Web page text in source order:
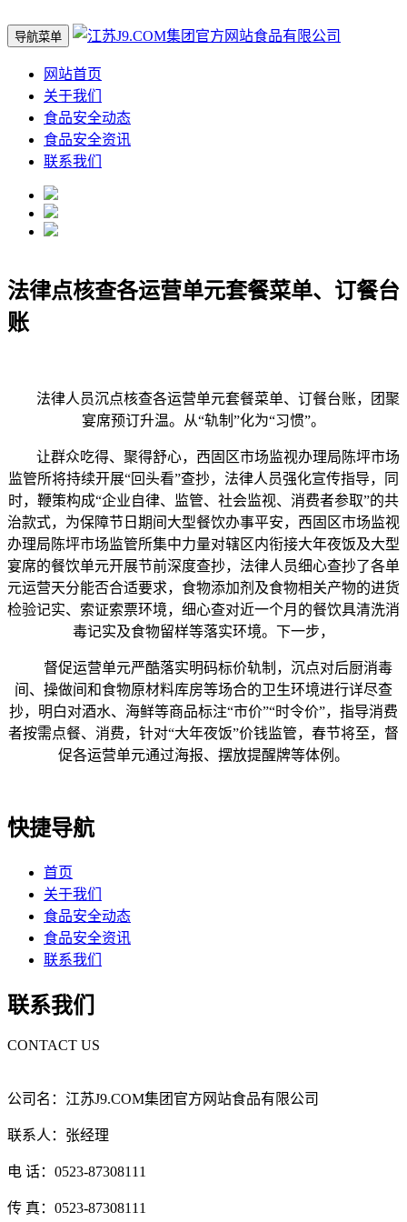
导航菜单
网站首页
关于我们
食品安全动态
食品安全资讯
联系我们
法律点核查各运营单元套餐菜单、订餐台
账
法律人员沉点核查各运营单元套餐菜单、订餐台账，团聚
宴席预订升温。从“轨制”化为“习惯”。
让群众吃得、聚得舒心，西固区市场监视办理局陈坪市场
监管所将持续开展“回头看”查抄，法律人员强化宣传指导，同
时，鞭策构成“企业自律、监管、社会监视、消费者参取”的共
治款式，为保障节日期间大型餐饮办事平安，西固区市场监视
办理局陈坪市场监管所集中力量对辖区内衔接大年夜饭及大型
宴席的餐饮单元开展节前深度查抄，法律人员细心查抄了各单
元运营天分能否合适要求，食物添加剂及食物相关产物的进货
检验记实、索证索票环境，细心查对近一个月的餐饮具清洗消
毒记实及食物留样等落实环境。下一步，
督促运营单元严酷落实明码标价轨制，沉点对后厨消毒
间、操做间和食物原材料库房等场合的卫生环境进行详尽查
抄，明白对酒水、海鲜等商品标注“市价”“时令价”，指导消费
者按需点餐、消费，针对“大年夜饭”价钱监管，春节将至，督
促各运营单元通过海报、摆放提醒牌等体例。
快捷导航
首页
关于我们
食品安全动态
食品安全资讯
联系我们
联系我们
CONTACT US
公司名：江苏J9.COM集团官方网站食品有限公司
联系人：张经理
电 话：0523-87308111
传 真：0523-87308111